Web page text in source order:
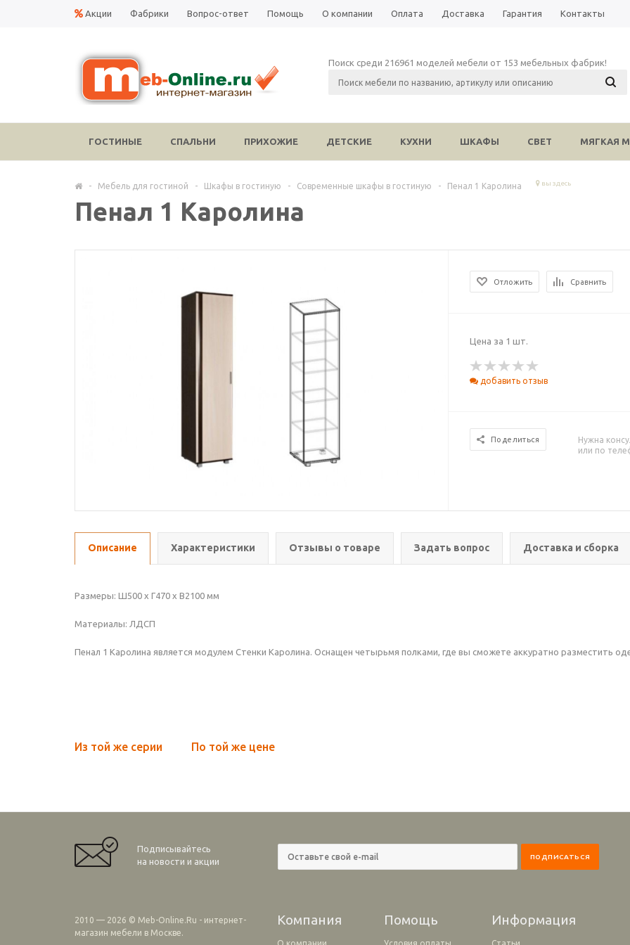
Акции Фабрики Вопрос-ответ Помощь О компании Оплата Доставка Гарантия Контакты
Поиск среди 216961 моделей мебели от 153 мебельных фабрик!
ГОСТИНЫЕ СПАЛЬНИ ПРИХОЖИЕ ДЕТСКИЕ КУХНИ ШКАФЫ СВЕТ МЯГКАЯ
- Мебель для гостиной - Шкафы в гостиную - Современные шкафы в гостиную - Пенал 1 Каролина вы здесь
Пенал 1 Каролина
Отложить Сравнить
Цена за 1 шт.
добавить отзыв
Поделиться Нужна
или по
Описание Характеристики Отзывы о товаре Задать вопрос Доставка и сборка
Размеры: Ш500 х Г470 х В2100 мм
Материалы: ЛДСП
Пенал 1 Каролина является модулем Стенки Каролина. Оснащен четырьмя полками, где вы сможете аккуратно разместить
Из той же серии По той же цене
Подписывайтесь
на новости и акции
2010 — 2026 © Meb-Online.Ru - интернет-
магазин мебели в Москве.
Компания Помощь Информация